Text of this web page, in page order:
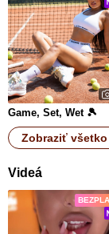
Game, Set, Wet 🎾
Zobraziť všetko
Videá